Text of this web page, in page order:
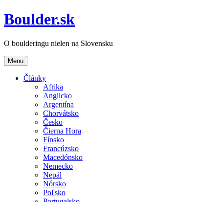
Boulder.sk
O boulderingu nielen na Slovensku
Menu
Články
Afrika
Anglicko
Argentína
Chorvátsko
Česko
Čierna Hora
Fínsko
Francúzsko
Macedónsko
Nemecko
Nepál
Nórsko
Poľsko